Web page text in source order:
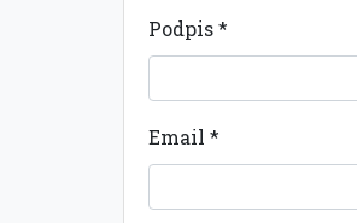
Podpis*
Email *